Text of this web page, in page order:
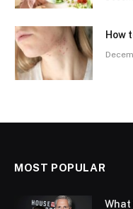
How
MOST POPULAR
What